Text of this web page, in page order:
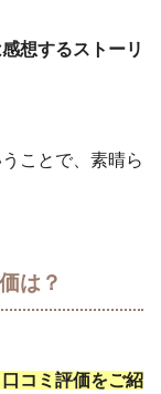
想するストーリ
ことで、素晴ら
は？
コミ評価をご紹